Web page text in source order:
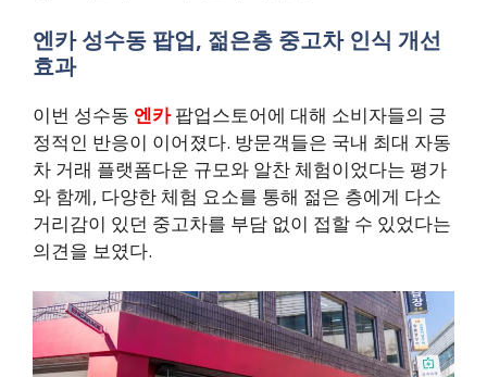
엔카 성수동 팝업, 젊은층 중고차 인식 개선
효과
이번 성수동 엔카팝업스토어에 대해 소비자들의 긍
정적인 반응이 이어졌다. 방문객들은 국내 최대 자동
차 거래 플랫폼다운 규모와 알찬 체험이었다는 평가
와 함께, 다양한 체험 요소를 통해 젊은 층에게 다소
거리감이 있던 중고차를 부담 없이 접할 수 있었다는
의견을 보였다.